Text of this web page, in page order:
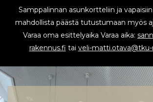
Samppalinnan asunkortteliin ja
mahdollista päästä tutustumaan myös
Varaa oma esittelyaika Varaa aika:
rakennus.fi tai veli-matti.otava@tku-